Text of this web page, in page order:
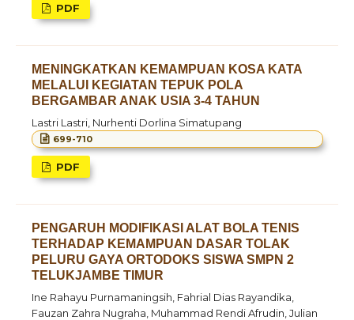
PDF
MENINGKATKAN KEMAMPUAN KOSA KATA
MELALUI KEGIATAN TEPUK POLA
BERGAMBAR ANAK USIA 3-4 TAHUN
Lastri Lastri, Nurhenti Dorlina Simatupang
699-710
PDF
PENGARUH MODIFIKASI ALAT BOLA TENIS
TERHADAP KEMAMPUAN DASAR TOLAK
PELURU GAYA ORTODOKS SISWA SMPN 2
TELUKJAMBE TIMUR
Ine Rahayu Purnamaningsih, Fahrial Dias Rayandika,
Fauzan Zahra Nugraha, Muhammad Rendi Afrudin, Julian